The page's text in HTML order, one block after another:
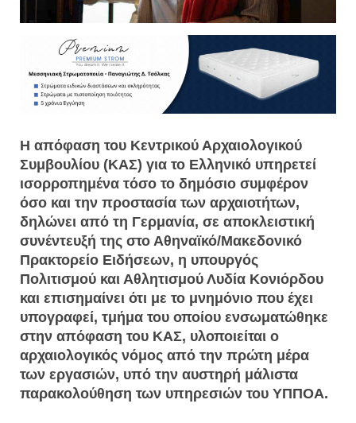
Η απόφαση του Κεντρικού Αρχαιολογικού
Συμβουλίου (ΚΑΣ) για το Ελληνικό υπηρετεί
ισορροπημένα τόσο το δημόσιο συμφέρον
όσο και την προστασία των αρχαιοτήτων,
δηλώνει από τη Γερμανία, σε αποκλειστική
συνέντευξή της στο Αθηναϊκό/Μακεδονικό
Πρακτορείο Ειδήσεων, η υπουργός
Πολιτισμού και Αθλητισμού Λυδία Κονιόρδου
και επισημαίνει ότι με το μνημόνιο που έχει
υπογραφεί, τμήμα του οποίου ενσωματώθηκε
στην απόφαση του ΚΑΣ, υλοποιείται ο
αρχαιολογικός νόμος από την πρώτη μέρα
των εργασιών, υπό την αυστηρή μάλιστα
παρακολούθηση των υπηρεσιών του ΥΠΠΟΑ.